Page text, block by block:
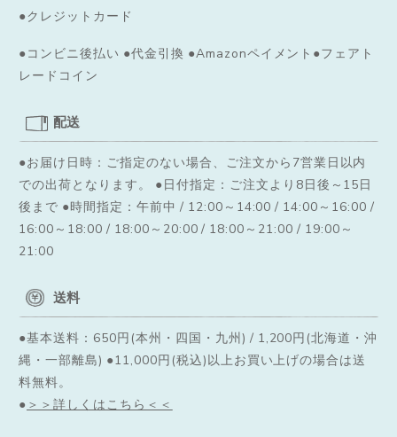
●クレジットカード
●コンビニ後払い ●代金引換 ●Amazonペイメント●フェアト
レードコイン
配送
●お届け日時：ご指定のない場合、ご注文から7営業日以内
での出荷となります。
●日付指定：ご注文より8日後～15日
後まで ●時間指定：午前中 / 12:00～14:00 / 14:00～16:00 /
16:00～18:00 / 18:00～20:00 / 18:00～21:00 / 19:00～
21:00
送料
●基本送料：650円(本州・四国・九州) / 1,200円(北海道・沖
縄・一部離島) ●11,000円(税込)以上お買い上げの場合は送
料無料。
● ＞＞詳しくはこちら＜＜